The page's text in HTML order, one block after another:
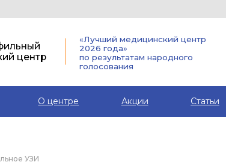
«Лучший медицинский центр
2026 года»
по результатам народного
голосования
О центре Акции Статьи
УЗИ